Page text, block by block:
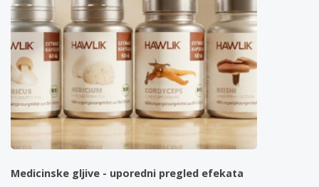
Medicinske gljive - uporedni pregled efekata